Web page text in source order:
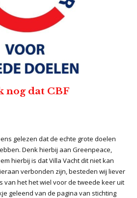
nog dat CBF
gelezen dat de echte grote doelen
Denk hierbij aan Greenpeace,
hierbij is dat Villa Vacht dit niet kan
verbonden zijn, besteden wij liever
van het het wiel voor de tweede keer uit
geleend van de pagina van stichting